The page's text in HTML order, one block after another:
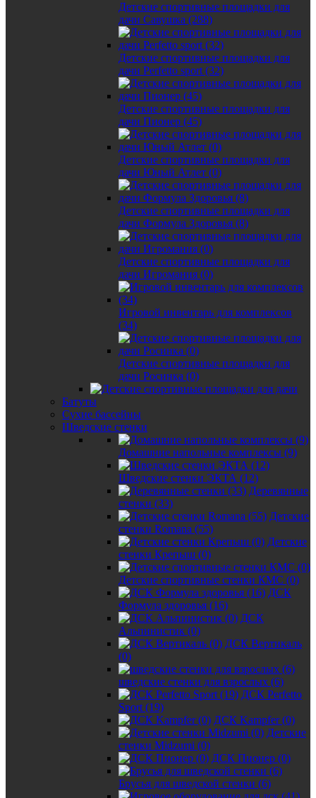
Детские спортивные площадки для
дачи Савушка (288)
Детские спортивные площадки для
дачи Perfetto sport (32)
Детские спортивные площадки для
дачи Пионер (45)
Детские спортивные площадки для
дачи Юный Атлет (0)
Детские спортивные площадки для
дачи Формула Здоровья (8)
Детские спортивные площадки для
дачи Игромания (0)
Игровой инвентарь для комплексов
(34)
Детские спортивные площадки для
дачи Росинка (0)
Батуты
Сухие бассейны
Шведские стенки
Домашние напольные комплексы (9)
Шведские стенки ЭКТА (12)
Деревянные
стенки (33)
Детские
стенки Romana (55)
Детские
стенки Крепыш (0)
Детские спортивные стенки КМС (0)
ДСК
Формула здоровья (16)
ДСК
Альпинистик (0)
ДСК Вертикаль
(0)
шведские стенки для взрослых (6)
ДСК Perfetto
Sport (19)
ДСК Kampfer (0)
Детские
стенки Midzumi (0)
ДСК Пионер (0)
Брусья для шведской стенки (6)